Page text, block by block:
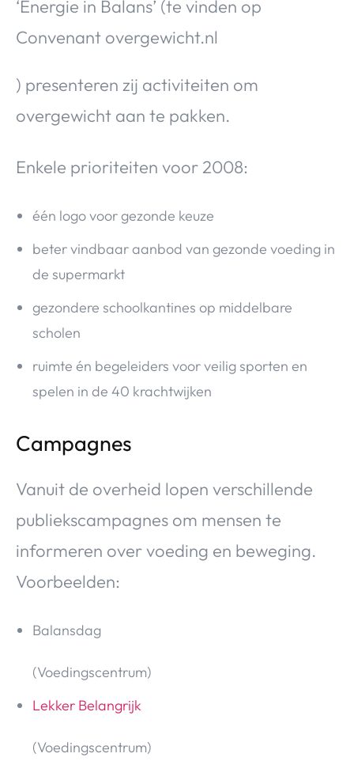
‘Energie in Balans’ (te vinden op
Convenant overgewicht.nl
) presenteren zij activiteiten om
overgewicht aan te pakken.
Enkele prioriteiten voor 2008:
één logo voor gezonde keuze
beter vindbaar aanbod van gezonde voeding in
de supermarkt
gezondere schoolkantines op middelbare
scholen
ruimte én begeleiders voor veilig sporten en
spelen in de 40 krachtwijken
Campagnes
Vanuit de overheid lopen verschillende
publiekscampagnes om mensen te
informeren over voeding en beweging.
Voorbeelden:
Balansdag
(Voedingscentrum)
Lekker Belangrijk
(Voedingscentrum)